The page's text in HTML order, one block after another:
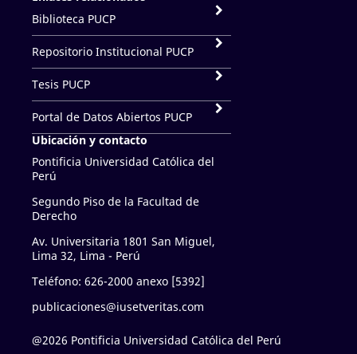
Biblioteca PUCP
Repositorio Institucional PUCP
Tesis PUCP
Portal de Datos Abiertos PUCP
Ubicación y contacto
Pontificia Universidad Católica del
Perú
Segundo Piso de la Facultad de
Derecho
Av. Universitaria 1801 San Miguel,
Lima 32, Lima - Perú
Teléfono: 626-2000 anexo [5392]
publicaciones@iusetveritas.com
@2026 Pontificia Universidad Católica del Perú